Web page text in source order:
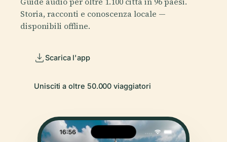
Storia, racconti e conoscenza locale —
disponibili offline.
Scarica l'app
Unisciti a oltre 50.000 viaggiatori